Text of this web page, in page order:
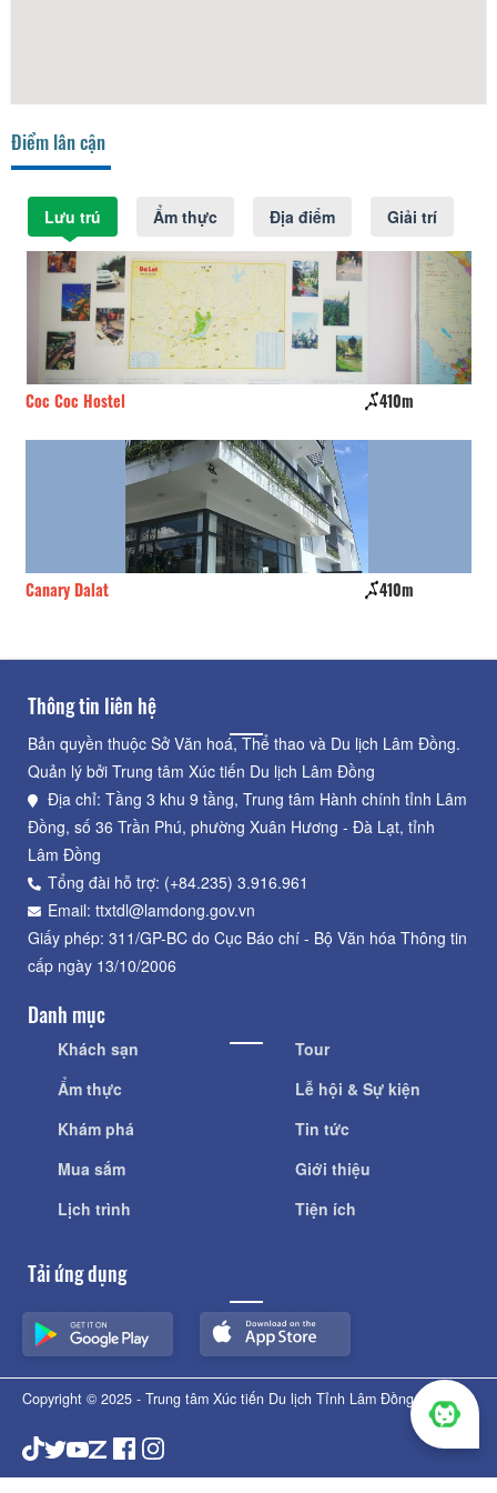
Điểm lân cận
Lưu trú Ẩm thực Địa điểm Giải trí
Coc Coc Hostel 410m
Canary Dalat 410m
Thông tin liên hệ
Bản quyền thuộc Sở Văn hoá, Thể thao và Du lịch Lâm Đồng.
Quản lý bởi Trung tâm Xúc tiến Du lịch Lâm Đồng
Địa chỉ: Tầng 3 khu 9 tầng, Trung tâm Hành chính tỉnh Lâm
Đồng, số 36 Trần Phú, phường Xuân Hương - Đà Lạt, tỉnh
Lâm Đồng
Tổng đài hỗ trợ: (+84.235) 3.916.961
Email: ttxtdl@lamdong.gov.vn
Giấy phép: 311/GP-BC do Cục Báo chí - Bộ Văn hóa Thông tin
cấp ngày 13/10/2006
Danh mục
Khách sạn
Ẩm thực
Khám phá
Mua sắm
Lịch trình
Tour
Lễ hội & Sự kiện
Tin tức
Giới thiệu
Tiện ích
Tải ứng dụng
Copyright © 2025 - Trung tâm Xúc tiến Du lịch Tỉnh Lâm Đồng